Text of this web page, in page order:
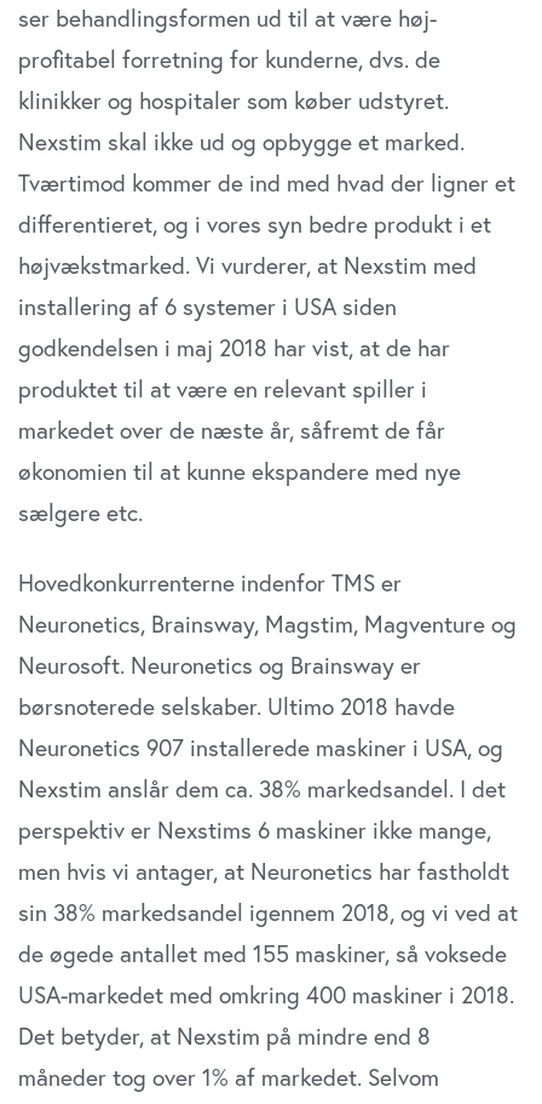
ser behandlingsformen ud til at være høj-
profitabel forretning for kunderne, dvs. de
klinikker og hospitaler som køber udstyret.
Nexstim skal ikke ud og opbygge et marked.
Tværtimod kommer de ind med hvad der ligner et
differentieret, og i vores syn bedre produkt i et
højvækstmarked. Vi vurderer, at Nexstim med
installering af 6 systemer i USA siden
godkendelsen i maj 2018 har vist, at de har
produktet til at være en relevant spiller i
markedet over de næste år, såfremt de får
økonomien til at kunne ekspandere med nye
sælgere etc.
Hovedkonkurrenterne indenfor TMS er
Neuronetics, Brainsway, Magstim, Magventure og
Neurosoft. Neuronetics og Brainsway er
børsnoterede selskaber. Ultimo 2018 havde
Neuronetics 907 installerede maskiner i USA, og
Nexstim anslår dem ca. 38% markedsandel. I det
perspektiv er Nexstims 6 maskiner ikke mange,
men hvis vi antager, at Neuronetics har fastholdt
sin 38% markedsandel igennem 2018, og vi ved at
de øgede antallet med 155 maskiner, så voksede
USA-markedet med omkring 400 maskiner i 2018.
Det betyder, at Nexstim på mindre end 8
måneder tog over 1% af markedet. Selvom